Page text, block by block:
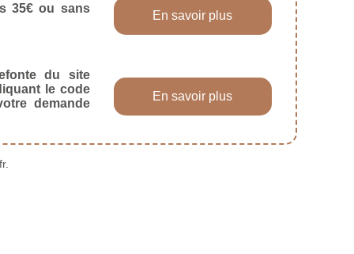
35€ ou sans
En savoir plus
du site
le code
demande
En savoir plus